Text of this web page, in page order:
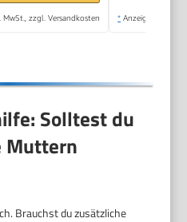
MwSt., zzgl. Versandkosten * Anzeige
Solltest du
Muttern
Brauchst du zusätzliche